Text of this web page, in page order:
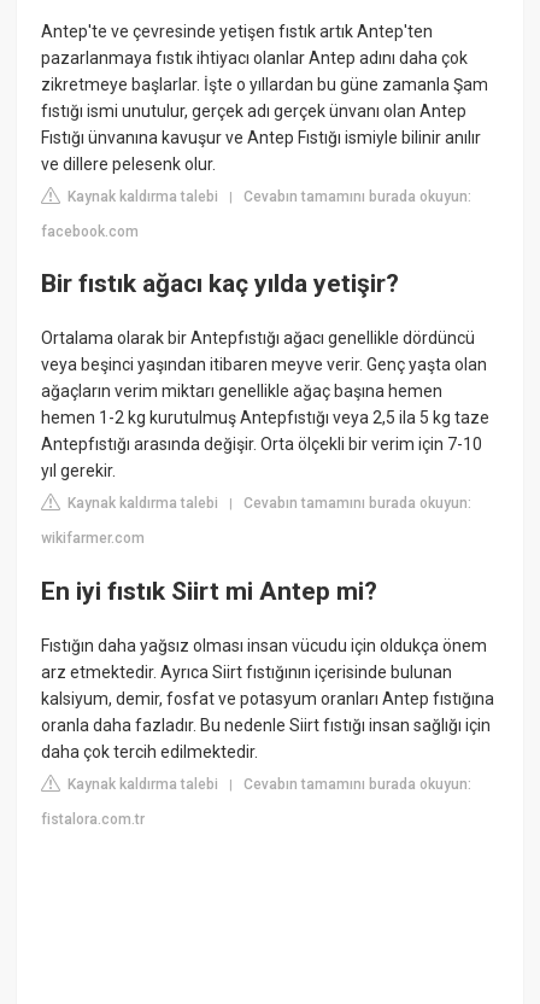
Antep'te ve çevresinde yetişen fıstık artık Antep'ten
pazarlanmaya fıstık ihtiyacı olanlar Antep adını daha çok
zikretmeye başlarlar. İşte o yıllardan bu güne zamanla Şam
fıstığı ismi unutulur, gerçek adı gerçek ünvanı olan Antep
Fıstığı ünvanına kavuşur ve Antep Fıstığı ismiyle bilinir anılır
ve dillere pelesenk olur.
Kaynak kaldırma talebi |Cevabın tamamını burada okuyun:
facebook.com
Bir fıstık ağacı kaç yılda yetişir?
Ortalama olarak bir Antepfıstığı ağacı genellikle dördüncü
veya beşinci yaşından itibaren meyve verir. Genç yaşta olan
ağaçların verim miktarı genellikle ağaç başına hemen
hemen 1-2 kg kurutulmuş Antepfıstığı veya 2,5 ila 5 kg taze
Antepfıstığı arasında değişir. Orta ölçekli bir verim için 7-10
yıl gerekir.
Kaynak kaldırma talebi |Cevabın tamamını burada okuyun:
wikifarmer.com
En iyi fıstık Siirt mi Antep mi?
Fıstığın daha yağsız olması insan vücudu için oldukça önem
arz etmektedir. Ayrıca Siirt fıstığının içerisinde bulunan
kalsiyum, demir, fosfat ve potasyum oranları Antep fıstığına
oranla daha fazladır. Bu nedenle Siirt fıstığı insan sağlığı için
daha çok tercih edilmektedir.
Kaynak kaldırma talebi |Cevabın tamamını burada okuyun:
fistalora.com.tr